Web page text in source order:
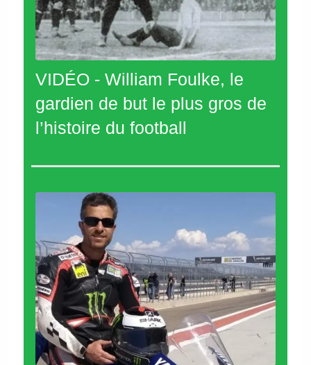
VIDÉO - William Foulke, le
gardien de but le plus gros de
l’histoire du football